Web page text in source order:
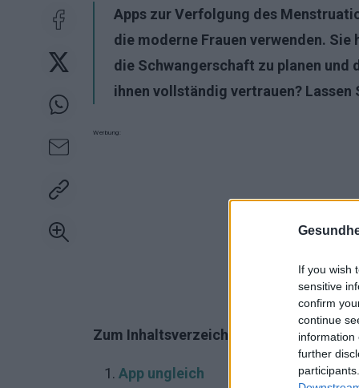
If you wish
sensitive
confirm
continue
information
further
Apps zur Verfolgung des
die moderne Frauen verwenden.
die Schwangerschaft zu planen und
ihnen vollständig vertrauen? Lassen
Werbung:
Zum Inhaltsverzeichnis:
App ungleich